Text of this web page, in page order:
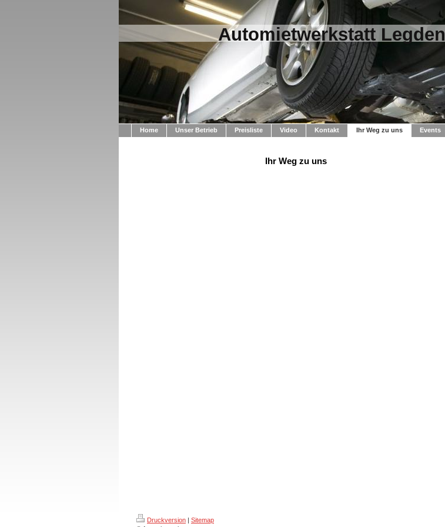
Automietwerkstatt Legden
Home Unser Betrieb Preisliste Video Kontakt Ihr Weg zu uns Events
Ihr Weg zu uns
Druckversion | Sitemap